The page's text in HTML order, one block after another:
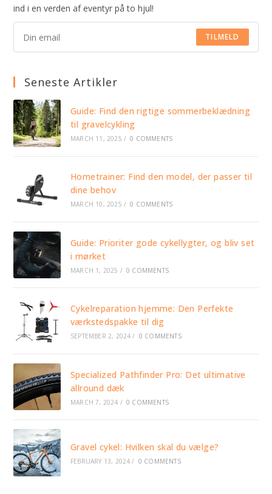
ind i en verden af eventyr på to hjul!
TILMELD
Seneste Artikler
Guide: Find den rigtige sommerbeklædning
til gravelcykling
MARCH 11, 2025 / 0 COMMENTS
Hometrainer: Find den model, der passer til
dine behov
MARCH 10, 2025 / 0 COMMENTS
Guide: Prioriter gode cykellygter, og bliv set
i mørket
MARCH 1, 2025 / 0 COMMENTS
Cykelreparation hjemme: Den Perfekte
værkstedspakke til dig
SEPTEMBER 2, 2024 / 0 COMMENTS
Specialized Pathfinder Pro: Det ultimative
allround dæk
MARCH 7, 2024 / 0 COMMENTS
Gravel cykel: Hvilken skal du vælge?
FEBRUARY 13, 2024 / 0 COMMENTS